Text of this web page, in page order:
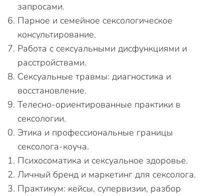
запросами.
Парное и семейное сексологическое
консультирование.
Работа с сексуальными дисфункциями и
расстройствами.
Сексуальные травмы: диагностика и
восстановление.
Телесно-ориентированные практики в
сексологии.
Этика и профессиональные границы
сексолога-коуча.
Психосоматика и сексуальное здоровье.
Личный бренд и маркетинг для сексолога.
Практикум: кейсы, супервизии, разбор